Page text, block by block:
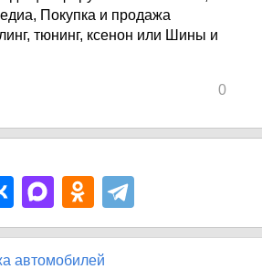
Покупка и продажа
тюнинг, ксенон или Шины и
0
автомобилей